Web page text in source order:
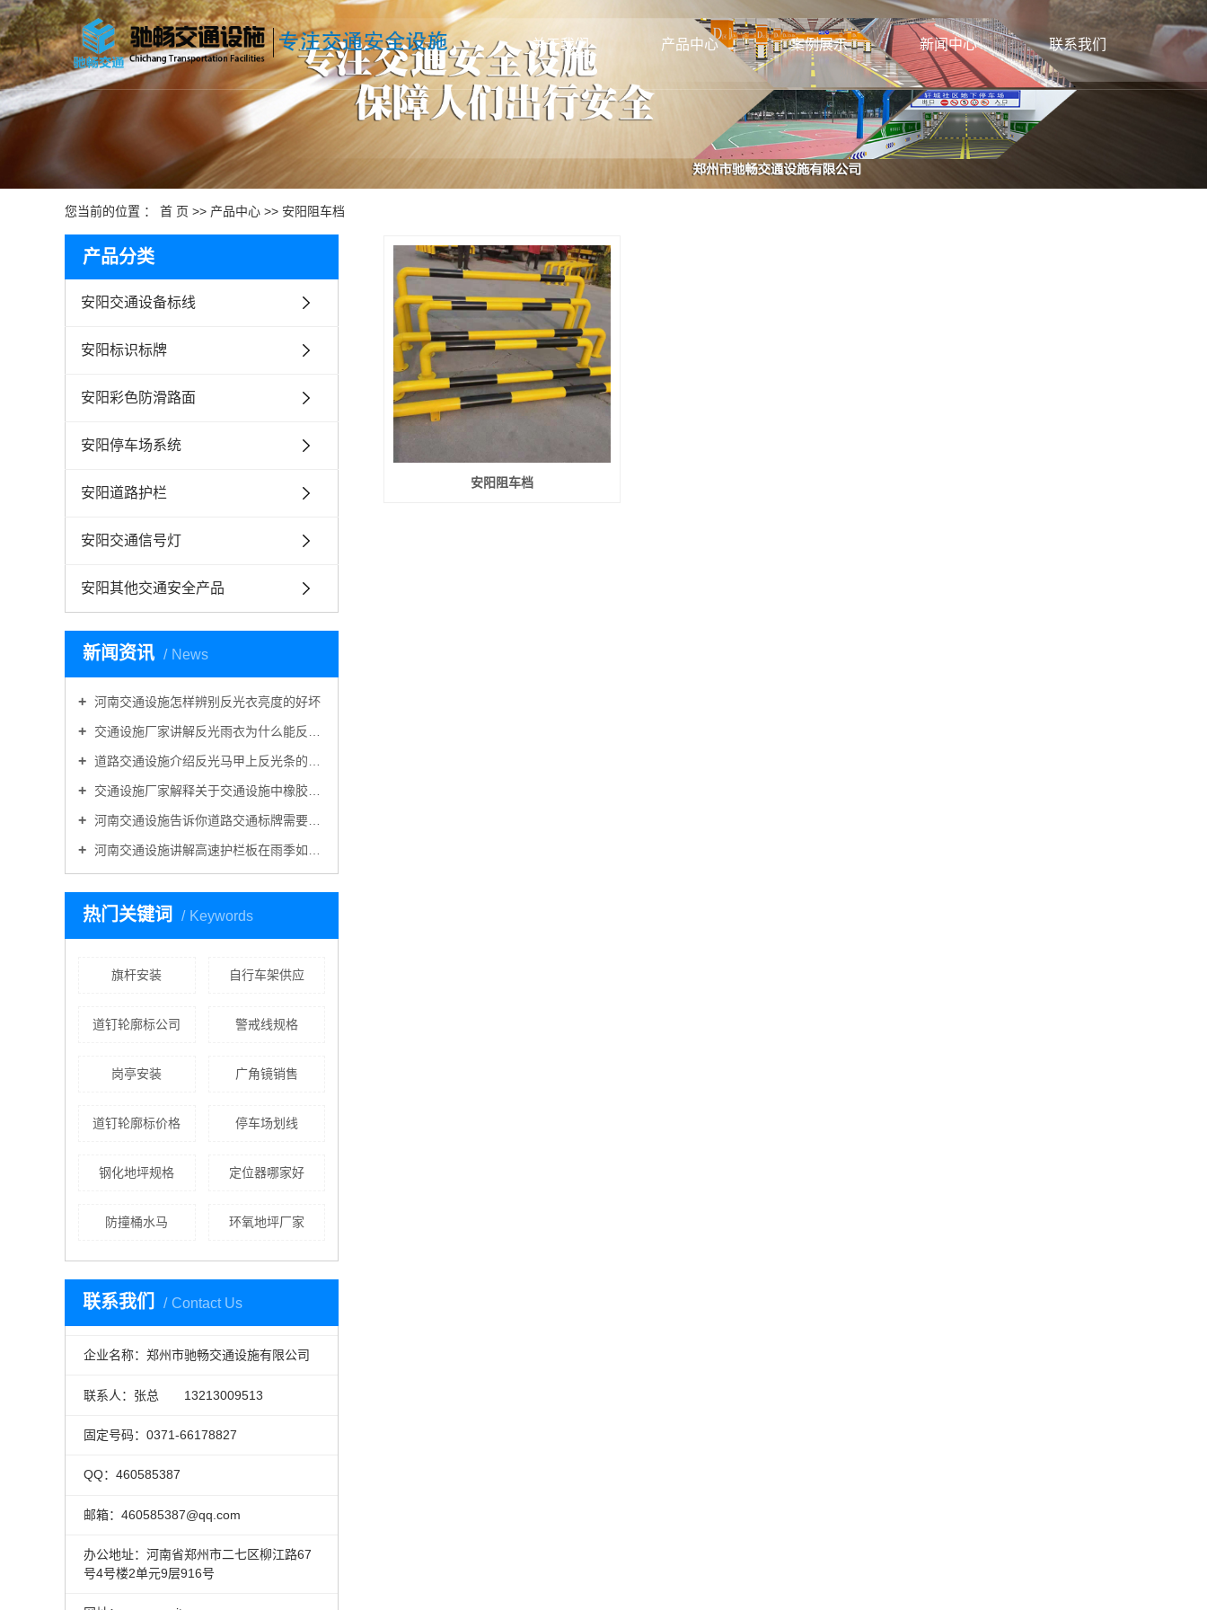
关于我们
公司简介
生产车间
产品中心
安阳交通设备标线
安阳标识标牌
安阳彩色防滑路面
案例展示
标线施工
标牌生产安装
彩色防滑路面
新闻中心
公司新闻
行业新闻
联系我们
联系方式
您当前的位置 ： 首 页 >> 产品中心 >> 安阳阻车档
产品分类
安阳交通设备标线
安阳标识标牌
安阳彩色防滑路面
安阳停车场系统
安阳道路护栏
安阳交通信号灯
安阳其他交通安全产品
新闻资讯 News
河南交通设施怎样辨别反光衣亮度的好坏
交通设施厂家讲解反光雨衣为什么能反光防雨？
道路交通设施介绍反光马甲上反光条的作用是什么？
交通设施厂家解释关于交通设施中橡胶路锥好还是塑料路锥好的问题
河南交通设施告诉你道路交通标牌需要折边吗？
河南交通设施讲解高速护栏板在雨季如何做好维护工作？
热门关键词 Keywords
旗杆安装 自行车架供应
道钉轮廓标公司 警戒线规格
岗亭安装 广角镜销售
道钉轮廓标价格 停车场划线
钢化地坪规格 定位器哪家好
防撞桶水马 环氧地坪厂家
联系我们 Contact Us
企业名称：郑州市驰畅交通设施有限公司
联系人：张总 13213009513
固定号码：0371-66178827
QQ：460585387
邮箱：460585387@qq.com
办公地址：河南省郑州市二七区柳江路67
号4号楼2单元9层916号
安阳阻车档